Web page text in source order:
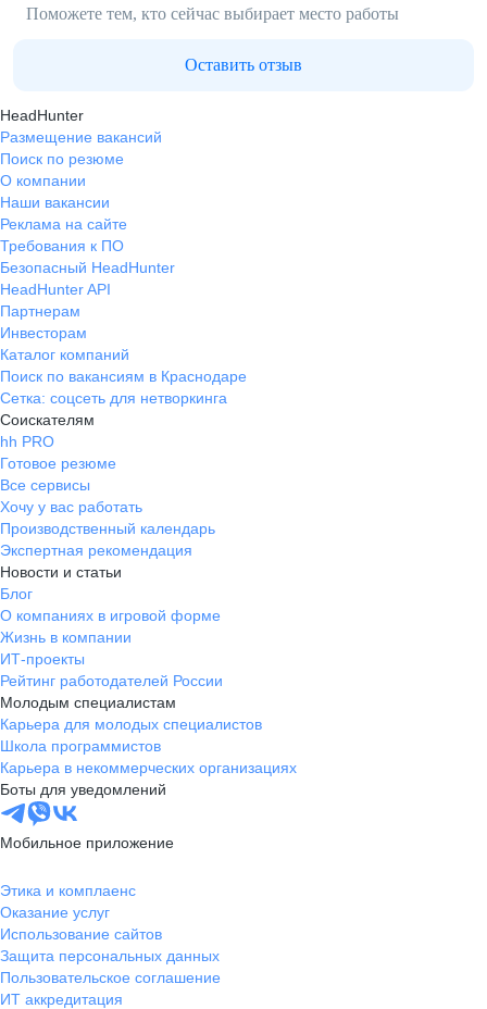
Поможете тем, кто сейчас выбирает место работы
Оставить отзыв
HeadHunter
Размещение вакансий
Поиск по резюме
О компании
Наши вакансии
Реклама на сайте
Требования к ПО
Безопасный HeadHunter
HeadHunter API
Партнерам
Инвесторам
Каталог компаний
Поиск по вакансиям в Краснодаре
Сетка: соцсеть для нетворкинга
Соискателям
hh PRO
Готовое резюме
Все сервисы
Хочу у вас работать
Производственный календарь
Экспертная рекомендация
Новости и статьи
Блог
О компаниях в игровой форме
Жизнь в компании
ИТ-проекты
Рейтинг работодателей России
Молодым специалистам
Карьера для молодых специалистов
Школа программистов
Карьера в некоммерческих организациях
Боты для уведомлений
Мобильное приложение
Этика и комплаенс
Оказание услуг
Использование сайтов
Защита персональных данных
Пользовательское соглашение
ИТ аккредитация